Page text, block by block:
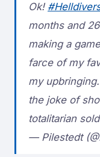
Ok!
months and
making a
farce of my
my
the joke of
totalitarian
— Pilestedt